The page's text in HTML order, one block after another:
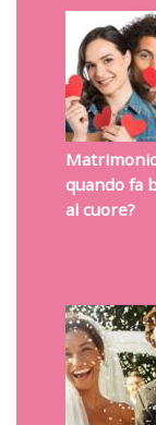
quando fa
al cuore?